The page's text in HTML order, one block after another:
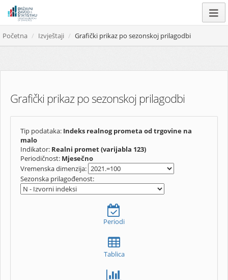
Početna Izvještaji Grafički prikaz po sezonskoj prilagodbi
Grafički prikaz po sezonskoj prilagodbi
Tip podataka: Indeks realnog prometa od trgovine na
malo
Indikator: Realni promet (varijabla 123)
Periodičnost: Mjesečno
Vremenska dimenzija:
Sezonska prilagođenost:
Periodi
Tablica